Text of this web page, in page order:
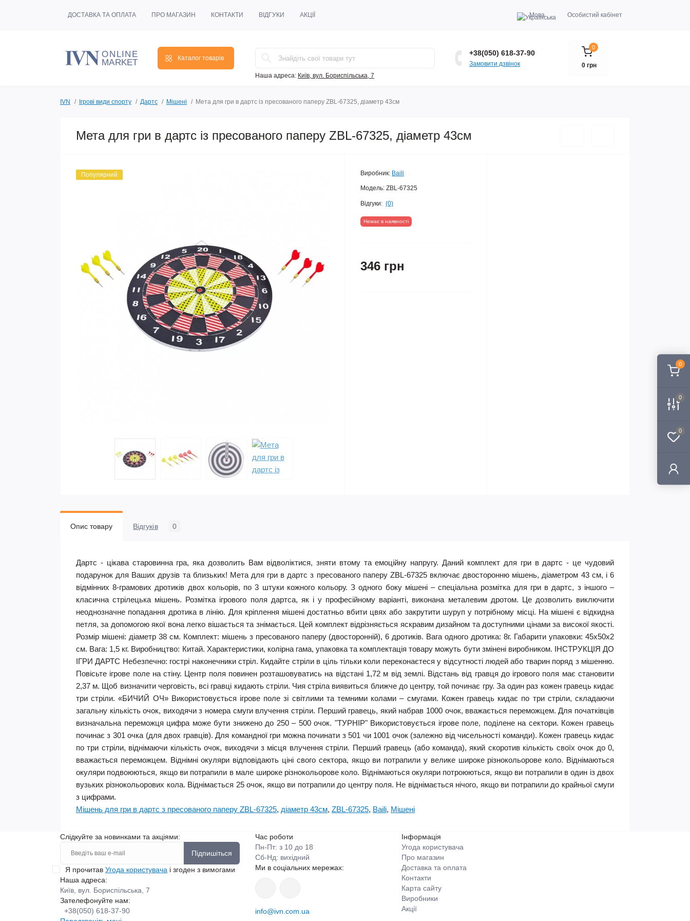
0
0
0
ДОСТАВКА ТА ОПЛАТА ПРО МАГАЗИН КОНТАКТИ ВІДГУКИ АКЦІЇ Мова Особистий кабінет
Каталог товарів
Наша адреса: Київ, вул. Бориспільська, 7
+38(050) 618-37-90
Замовити дзвінок
0
0 грн
IVN Ігрові види спорту Дартс Мішені Мета для гри в дартс із пресованого паперу ZBL-67325, діаметр 43см
Мета для гри в дартс із пресованого паперу ZBL-67325, діаметр 43см
Популярний Виробник: Baili
Модель: ZBL-67325
Відгуки: (0)
Немає в наявності
346 грн
Опис товару Відгуків 0
Дартс - цікава старовинна гра, яка дозволить Вам відволіктися, зняти втому та емоційну напругу. Даний комплект для гри в дартс - це чудовий
подарунок для Ваших друзів та близьких! Мета для гри в дартс з пресованого паперу ZBL-67325 включає двосторонню мішень, діаметром 43 см, і 6
відмінних 8-грамових дротиків двох кольорів, по 3 штуки кожного кольору. З одного боку мішені – спеціальна розмітка для гри в дартс, з іншого –
класична стрілецька мішень. Розмітка ігрового поля дартса, як і у професійному варіанті, виконана металевим дротом. Це дозволить виключити
неоднозначне попадання дротика в лінію. Для кріплення мішені достатньо вбити цвях або закрутити шуруп у потрібному місці. На мішені є відкидна
петля, за допомогою якої вона легко вішається та знімається. Цей комплект відрізняється яскравим дизайном та доступними цінами за високої якості.
Розмір мішені: діаметр 38 см. Комплект: мішень з пресованого паперу (двосторонній), 6 дротиків. Вага одного дротика: 8г. Габарити упаковки: 45х50х2
см. Вага: 1,5 кг. Виробництво: Китай. Характеристики, колірна гама, упаковка та комплектація товару можуть бути змінені виробником. ІНСТРУКЦІЯ ДО
ІГРИ ДАРТС Небезпечно: гострі наконечники стріл. Кидайте стріли в ціль тільки коли переконаєтеся у відсутності людей або тварин поряд з мішенню.
Повісьте ігрове поле на стіну. Центр поля повинен розташовуватись на відстані 1,72 м від землі. Відстань від гравця до ігрового поля має становити
2,37 м. Щоб визначити черговість, всі гравці кидають стріли. Чия стріла виявиться ближче до центру, той починає гру. За один раз кожен гравець кидає
три стріли. «БИЧИЙ ОЧ» Використовується ігрове поле зі світлими та темними колами – смугами. Кожен гравець кидає по три стріли, складаючи
загальну кількість очок, виходячи з номера смуги влучення стріли. Перший гравець, який набрав 1000 очок, вважається переможцем. Для початківців
визначальна переможця цифра може бути знижено до 250 – 500 очок. "ТУРНІР" Використовується ігрове поле, поділене на сектори. Кожен гравець
починає з 301 очка (для двох гравців). Для командної гри можна починати з 501 чи 1001 очок (залежно від чисельності команди). Кожен гравець кидає
по три стріли, віднімаючи кількість очок, виходячи з місця влучення стріли. Перший гравець (або команда), який скоротив кількість своїх очок до 0,
вважається переможцем. Віднімні окуляри відповідають ціні свого сектора, якщо ви потрапили у велике широке різнокольорове коло. Віднімаються
окуляри подвоюються, якщо ви потрапили в мале широке різнокольорове коло. Віднімаються окуляри потроюються, якщо ви потрапили в один із двох
вузьких різнокольорових кола. Віднімається 25 очок, якщо ви потрапили до центру поля. Не віднімається нічого, якщо ви потрапили до крайньої смуги
з цифрами.
Мішень для гри в дартс з пресованого паперу ZBL-67325, діаметр 43см, ZBL-67325, Baili, Мішені
Слідкуйте за новинками та акціями:
Підпишіться
Я прочитав Угода користувача і згоден з вимогами
Наша адреса:
Київ, вул. Бориспільська, 7
Зателефонуйте нам:
+38(050) 618-37-90
Час роботи
Пн-Пт: з 10 до 18
Сб-Нд: вихідний
Ми в соціальних мережах:
info@ivn.com.ua
Інформація
Угода користувача
Про магазин
Доставка та оплата
Контакти
Карта сайту
Виробники
Акції